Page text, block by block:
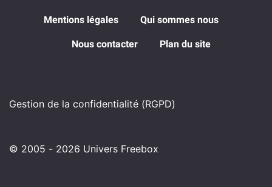
Mentions légales Qui sommes nous
Nous contacter Plan du site
Gestion de la confidentialité (RGPD)
© 2005 - 2026 Univers Freebox